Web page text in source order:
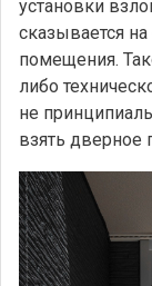
установки
сказывается
помещения.
либо
не
взять дверное